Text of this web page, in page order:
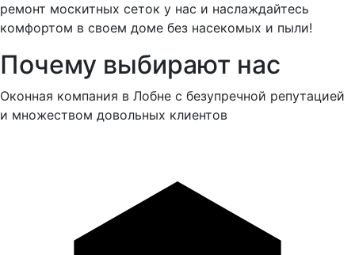
ремонт москитных сеток у нас и наслаждайтесь
комфортом в своем доме без насекомых и пыли!
Почему выбирают нас
Оконная компания в Лобне с безупречной репутацией
и множеством довольных клиентов